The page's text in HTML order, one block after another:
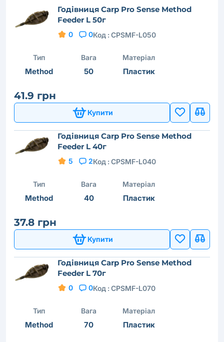
Годівниця Carp Pro Sense Method
Feeder L 50г
0 0Код : CPSMF-L050
Тип
Method
Вага
50
Матеріал
Пластик
41.9 грн
Купити
Годівниця Carp Pro Sense Method
Feeder L 40г
5 2Код : CPSMF-L040
Тип
Method
Вага
40
Матеріал
Пластик
37.8 грн
Купити
Годівниця Carp Pro Sense Method
Feeder L 70г
0 0Код : CPSMF-L070
Тип
Method
Вага
70
Матеріал
Пластик